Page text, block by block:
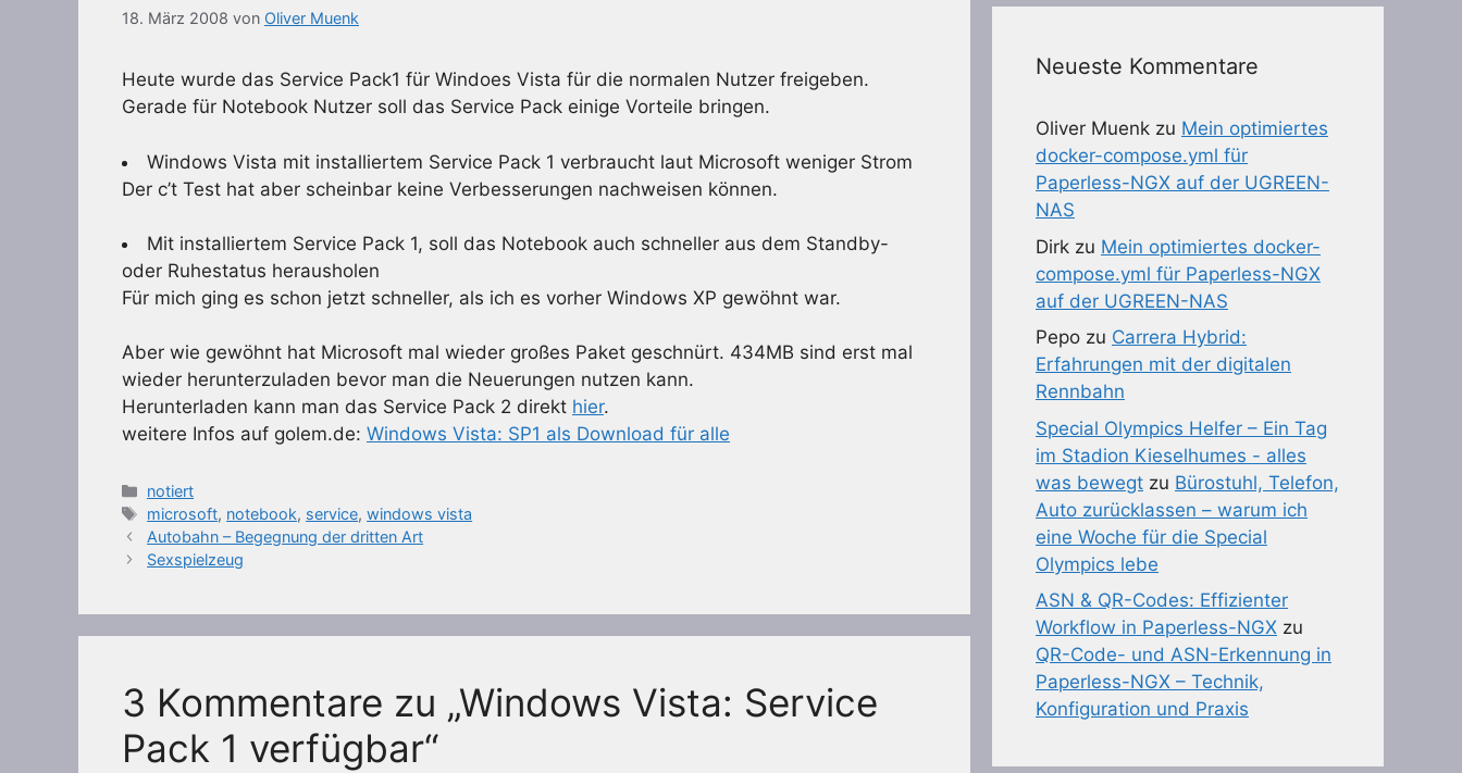
18. März 2008 von Oliver Muenk
Heute wurde das Service Pack1 für Windoes Vista für die normalen Nutzer freigeben.
Gerade für Notebook Nutzer soll das Service Pack einige Vorteile bringen.
Windows Vista mit installiertem Service Pack 1 verbraucht laut Microsoft weniger Strom
Der c’t Test hat aber scheinbar keine Verbesserungen nachweisen können.
Mit installiertem Service Pack 1, soll das Notebook auch schneller aus dem Standby-
oder Ruhestatus herausholen
Für mich ging es schon jetzt schneller, als ich es vorher Windows XP gewöhnt war.
Aber wie gewöhnt hat Microsoft mal wieder großes Paket geschnürt. 434MB sind erst mal
wieder herunterzuladen bevor man die Neuerungen nutzen kann.
Herunterladen kann man das Service Pack 2 direkt hier.
weitere Infos auf golem.de: Windows Vista: SP1 als Download für alle
Kategorien
notiert
Schlagwörter
microsoft, notebook, service,windows vista
Autobahn – Begegnung der dritten Art
Sexspielzeug
3 Kommentare zu „Windows Vista: Service
Pack 1 verfügbar“
Neueste Kommentare
Oliver Muenk zu Mein optimiertes
docker-compose.yml für
Paperless-NGX auf der UGREEN-
NAS
Dirk zu Mein optimiertes docker-
compose.yml für Paperless-NGX
auf der UGREEN-NAS
Pepo zu Carrera Hybrid:
Erfahrungen mit der digitalen
Rennbahn
Special Olympics Helfer – Ein Tag
im Stadion Kieselhumes - alles
was bewegt zu Bürostuhl, Telefon,
Auto zurücklassen – warum ich
eine Woche für die Special
Olympics lebe
ASN & QR-Codes: Effizienter
Workflow in Paperless-NGX zu
QR-Code- und ASN-Erkennung in
Paperless-NGX – Technik,
Konfiguration und Praxis